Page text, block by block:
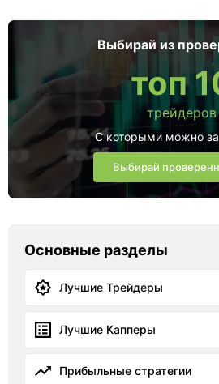
Выбирай из
топ
трейдеров
С которыми можно
Выбирай
Основные разделы
Лучшие Трейдеры
Лучшие Капперы
Прибыльные стратегии